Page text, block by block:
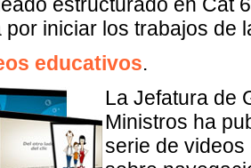
por iniciar los trabajos de
educativos.
La Jefatura de
Ministros ha
serie de